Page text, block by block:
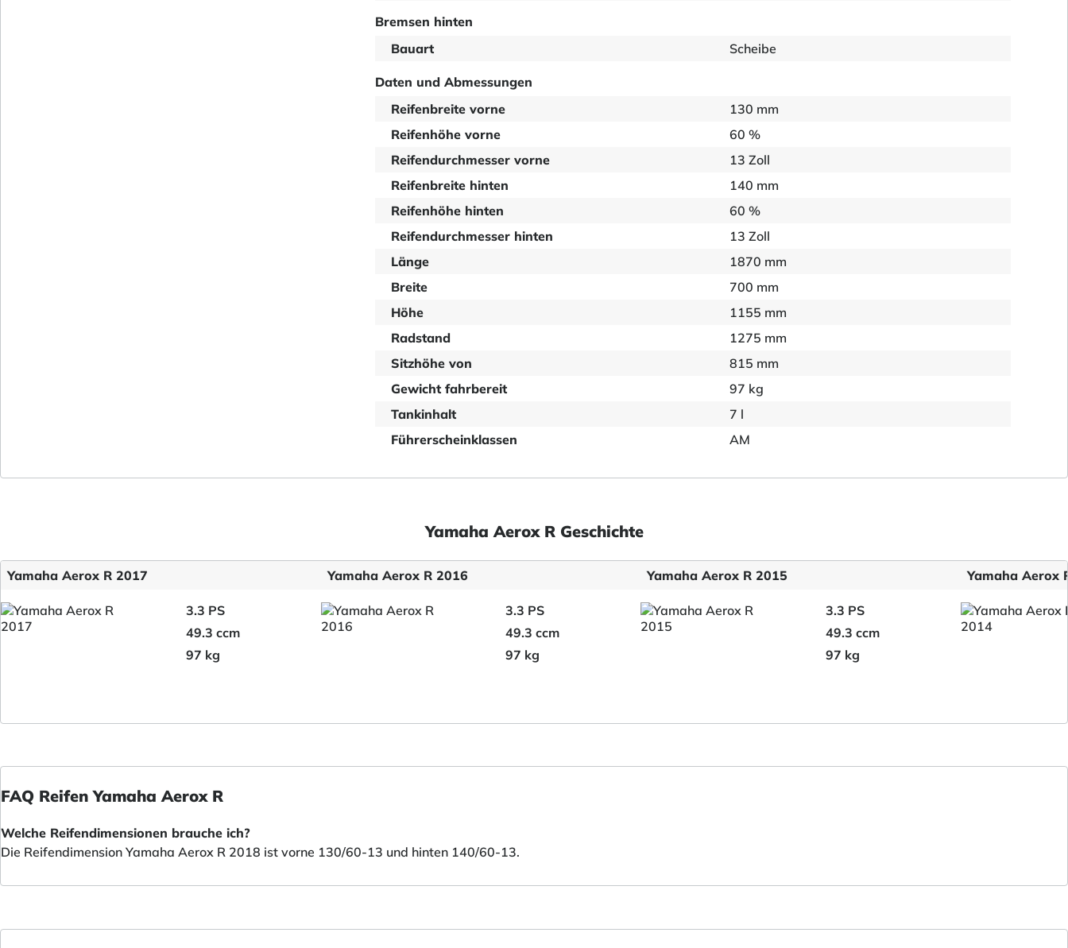
Bremsen hinten
Bauart
Scheibe
Daten und Abmessungen
Reifenbreite vorne
130 mm
Reifenhöhe vorne
60 %
Reifendurchmesser vorne
13 Zoll
Reifenbreite hinten
140 mm
Reifenhöhe hinten
60 %
Reifendurchmesser hinten
13 Zoll
Länge
1870 mm
Breite
700 mm
Höhe
1155 mm
Radstand
1275 mm
Sitzhöhe von
815 mm
Gewicht fahrbereit
97 kg
Tankinhalt
7 l
Führerscheinklassen
AM
Yamaha Aerox R Geschichte
Yamaha Aerox R 2017
3.3 PS
49.3 ccm
97 kg
Yamaha Aerox R 2016
3.3 PS
49.3 ccm
97 kg
Yamaha Aerox R 2015
3.3 PS
49.3 ccm
97 kg
Yamaha Aerox
FAQ Reifen Yamaha Aerox R
Welche Reifendimensionen brauche ich?
Die Reifendimension Yamaha Aerox R 2018 ist vorne 130/60-13 und hinten 140/60-13.